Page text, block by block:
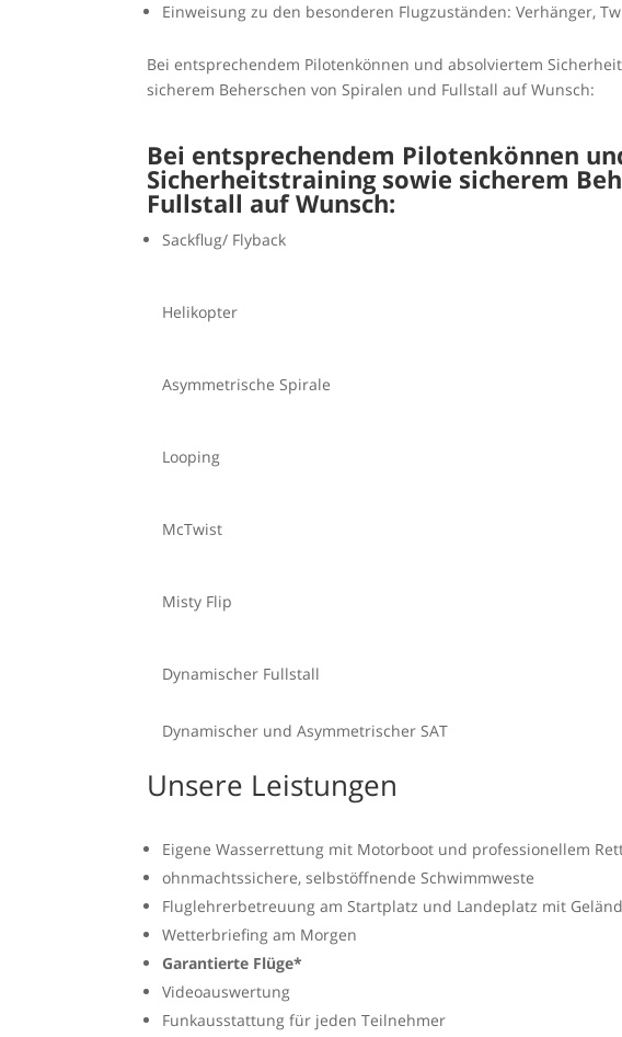
Einweisung zu den besonderen Flugzuständen: Verhänger,
Bei entsprechendem Pilotenkönnen und absolviertem
sicherem Beherschen von Spiralen und Fullstall auf Wunsch:
Bei entsprechendem Pilotenkönnen
Sicherheitstraining sowie sicherem
Fullstall auf Wunsch:
Sackflug/ Flyback
Helikopter
Asymmetrische Spirale
Looping
McTwist
Misty Flip
Dynamischer Fullstall
Dynamischer und Asymmetrischer SAT
Unsere Leistungen
Eigene Wasserrettung mit Motorboot und professionellem
ohnmachtssichere, selbstöffnende Schwimmweste
Fluglehrerbetreuung am Startplatz und Landeplatz mit
Wetterbriefing am Morgen
Garantierte Flüge*
Videoauswertung
Funkausstattung für jeden Teilnehmer